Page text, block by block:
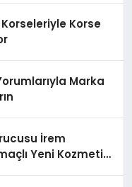
Korse
Marka
İrem
Yeni Kozmetik